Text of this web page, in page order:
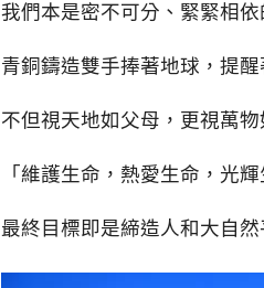
我們本是密不可分、緊緊相依
青銅鑄造雙手捧著地球，提
不但視天地如父母，更視萬物
「維護生命，熱愛生命，光
最終目標即是締造人和大自